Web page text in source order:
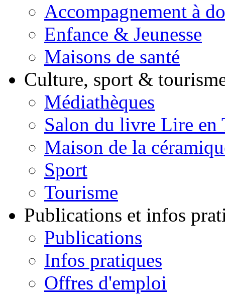
Accompagnement à
Enfance & Jeunesse
Maisons de santé
Culture, sport &
Médiathèques
Salon du livre Lire en
Maison de la
Sport
Tourisme
Publications et infos
Publications
Infos pratiques
Offres d'emploi